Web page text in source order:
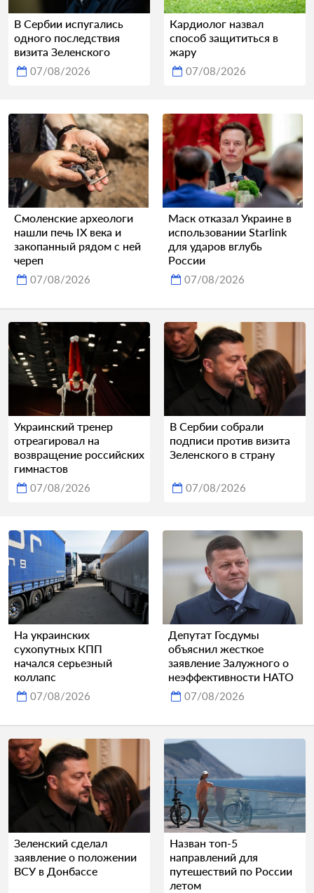
В Сербии испугались
одного последствия
визита Зеленского
07/08/2026
Кардиолог назвал
способ защититься в
жару
07/08/2026
Смоленские археологи
нашли печь IX века и
закопанный рядом с ней
череп
07/08/2026
Маск отказал Украине в
использовании Starlink
для ударов вглубь
России
07/08/2026
Украинский тренер
отреагировал на
возвращение российских
гимнастов
07/08/2026
В Сербии собрали
подписи против визита
Зеленского в страну
07/08/2026
На украинских
сухопутных КПП
начался серьезный
коллапс
07/08/2026
Депутат Госдумы
объяснил жесткое
заявление Залужного о
неэффективности НАТО
07/08/2026
Зеленский сделал
заявление о положении
ВСУ в Донбассе
Назван топ-5
направлений для
путешествий по России
летом